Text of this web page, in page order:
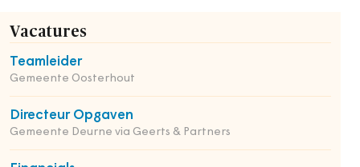
Vacatures
Teamleider
Gemeente Oosterhout
Directeur Opgaven
Gemeente Deurne via Geerts & Partners